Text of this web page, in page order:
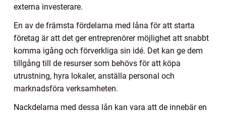
externa investerare.
En av de främsta fördelarna med låna för att starta
företag är att det ger entreprenörer möjlighet att snabbt
komma igång och förverkliga sin idé. Det kan ge dem
tillgång till de resurser som behövs för att köpa
utrustning, hyra lokaler, anställa personal och
marknadsföra verksamheten.
Nackdelarna med dessa lån kan vara att de innebär en